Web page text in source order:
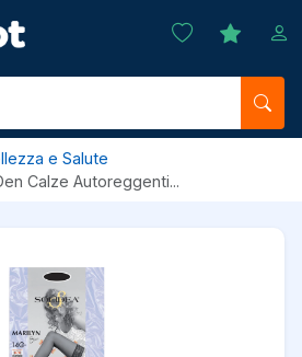
e Salute
Calze Autoreggenti...